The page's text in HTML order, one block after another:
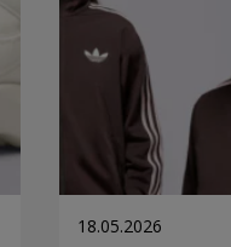
18.05.2026